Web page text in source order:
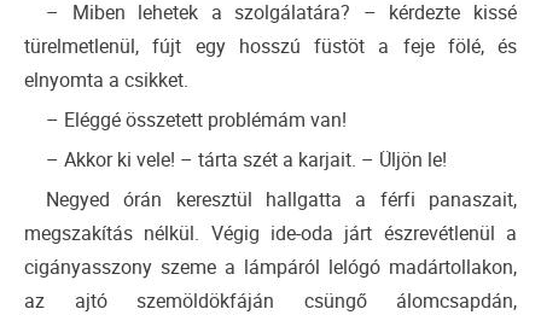
– Miben lehetek a szolgálatára? – kérdezte kissé
türelmetlenül, fújt egy hosszú füstöt a feje fölé, és
elnyomta a csikket.
– Eléggé összetett problémám van!
– Akkor ki vele! – tárta szét a karjait. – Üljön le!
Negyed órán keresztül hallgatta a férfi panaszait,
megszakítás nélkül. Végig ide-oda járt észrevétlenül a
cigányasszony szeme a lámpáról lelógó madártollakon,
az ajtó szemöldökfáján csüngő álomcsapdán,